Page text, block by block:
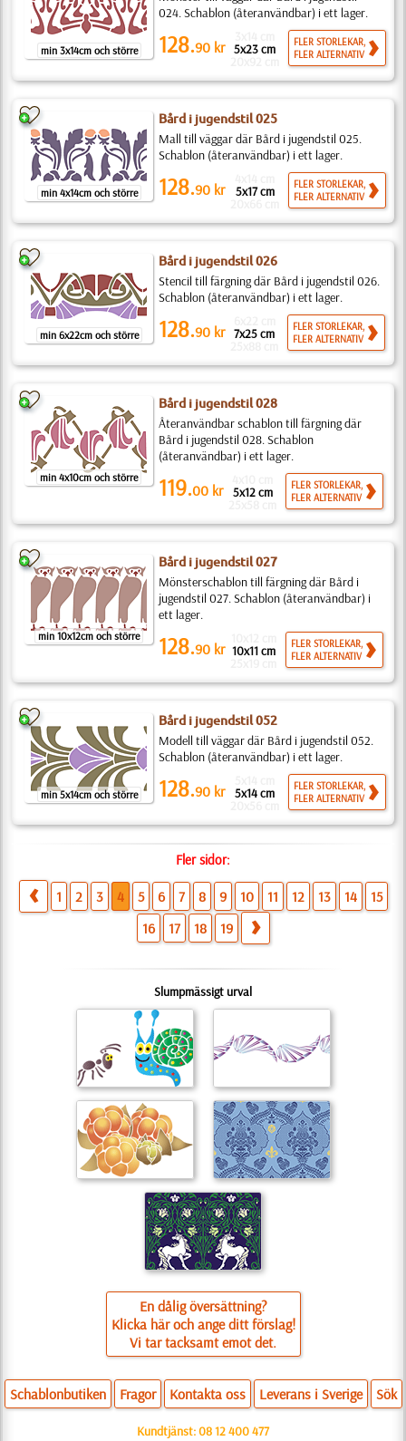
min 3x14cm och större
024. Schablon (återanvändbar) i ett lager.
128.90 kr 5x23 cm
FLER STORLEKAR,
FLER ALTERNATIV
min 4x14cm och större
Bård i jugendstil 025
Mall till väggar där Bård i jugendstil 025.
Schablon (återanvändbar) i ett lager.
128.90 kr 5x17 cm
FLER STORLEKAR,
FLER ALTERNATIV
min 6x22cm och större
Bård i jugendstil 026
Stencil till färgning där Bård i jugendstil 026.
Schablon (återanvändbar) i ett lager.
128.90 kr 7x25 cm
FLER STORLEKAR,
FLER ALTERNATIV
min 4x10cm och större
Bård i jugendstil 028
Återanvändbar schablon till färgning där
Bård i jugendstil 028. Schablon
(återanvändbar) i ett lager.
119.00 kr 5x12 cm
FLER STORLEKAR,
FLER ALTERNATIV
min 10x12cm och större
Bård i jugendstil 027
Mönsterschablon till färgning där Bård i
jugendstil 027. Schablon (återanvändbar) i
ett lager.
128.90 kr 10x11 cm
FLER STORLEKAR,
FLER ALTERNATIV
min 5x14cm och större
Bård i jugendstil 052
Modell till väggar där Bård i jugendstil 052.
Schablon (återanvändbar) i ett lager.
128.90 kr 5x14 cm
FLER STORLEKAR,
FLER ALTERNATIV
Fler sidor:
1 2 3 4 5 6 7 8 9 10 11 12 13 14
15
16
17 18 19
Slumpmässigt urval
En dålig översättning?
Klicka här och ange ditt förslag!
Vi tar tacksamt emot det.
Schablonbutiken Fragor Kontakta oss Leverans i Sverige Sök
Kundtjänst:08 12 400 477